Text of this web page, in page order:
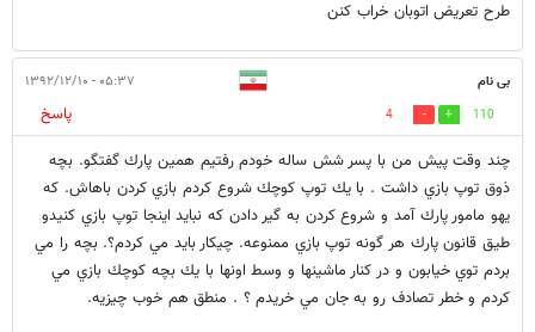
طرح تعریض اتوبان خراب کنن
بی نام ۰۵:۳۷ - ۱۳۹۲/۱۲/۱۰
110
4
پاسخ
چند وقت پيش من با پسر شش ساله خودم رفتيم همين پارك گفتگو. بچه
ذوق توپ بازي داشت . با يك توپ كوچك شروع كردم بازي كردن باهاش. كه
يهو مامور پارك آمد و شروع كردن به گير دادن كه نبايد اينجا توپ بازي كنيدو
طيق قانون پارك هر گونه توپ بازي ممنوعه. چيكار بايد مي كردم؟. بچه را مي
بردم توي خيابون و در كنار ماشينها و وسط اونها با يك بچه كوچك بازي مي
كردم و خطر تصادف رو به جان مي خريدم ؟ . منطق هم خوب چيزيه.